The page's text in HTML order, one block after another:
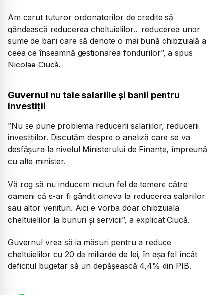
Am cerut tuturor ordonatorilor de credite să
gândească reducerea cheltuielilor... reducerea unor
sume de bani care să denote o mai bună chibzuială a
ceea ce înseamnă gestionarea fondurilor”, a spus
Nicolae Ciucă.
Guvernul nu taie salariile și banii pentru
investiții
”Nu se pune problema reducerii salariilor, reducerii
investițiilor. Discutăm despre o analiză care se va
desfășura la nivelul Ministerului de Finanțe, împreună
cu alte minister.
Vă rog să nu inducem niciun fel de temere către
oameni că s-ar fi gândit cineva la reducerea salariilor
sau altor venituri. Aici e vorba doar chibzuiala
cheltuielilor la bunuri și servicii”, a explicat Ciucă.
Guvernul vrea să ia măsuri pentru a reduce
cheltuielilor cu 20 de miliarde de lei, în așa fel încât
deficitul bugetar să un depășească 4,4% din PIB.